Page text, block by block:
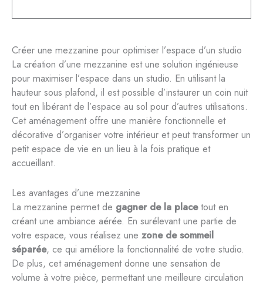
Créer une mezzanine pour optimiser l’espace d’un studio
La création d’une mezzanine est une solution ingénieuse
pour maximiser l’espace dans un studio. En utilisant la
hauteur sous plafond, il est possible d’instaurer un coin nuit
tout en libérant de l’espace au sol pour d’autres utilisations.
Cet aménagement offre une manière fonctionnelle et
décorative d’organiser votre intérieur et peut transformer un
petit espace de vie en un lieu à la fois pratique et
accueillant.
Les avantages d’une mezzanine
La mezzanine permet de gagner de la placetout en
créant une ambiance aérée. En surélevant une partie de
votre espace, vous réalisez une zone de sommeil
séparée, ce qui améliore la fonctionnalité de votre studio.
De plus, cet aménagement donne une sensation de
volume à votre pièce, permettant une meilleure circulation